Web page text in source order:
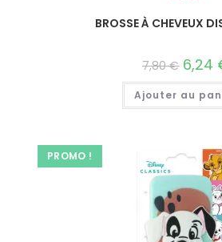
BROSSE À CHEVEUX
7,80€ 6,24
Ajouter au
PROMO !